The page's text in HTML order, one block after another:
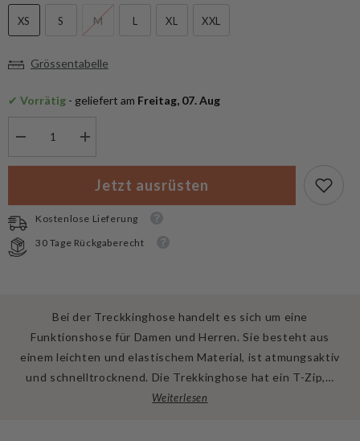
XS S M L XL XXL
Grössentabelle
✔ Vorrätig - geliefert am Freitag, 07. Aug
für
Hose
Rachel
Menge
für
MFH
Trekking
Hose
Rachel
Jetzt ausrüsten
Kostenlose Lieferung
30 Tage Rückgaberecht
Bei der Treckkinghose handelt es sich um eine
Funktionshose für Damen und Herren. Sie besteht aus
einem leichten und elastischem Material, ist atmungsaktiv
und schnelltrocknend. Die Trekkinghose hat ein T-Zip,…
Weiterlesen